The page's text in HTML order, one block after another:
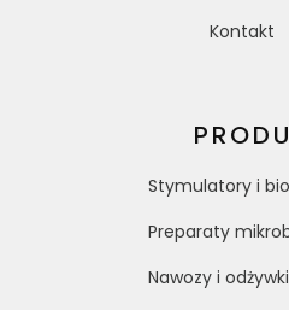
Kontakt
Stymulatory i
Preparaty
Nawozy i odżywki